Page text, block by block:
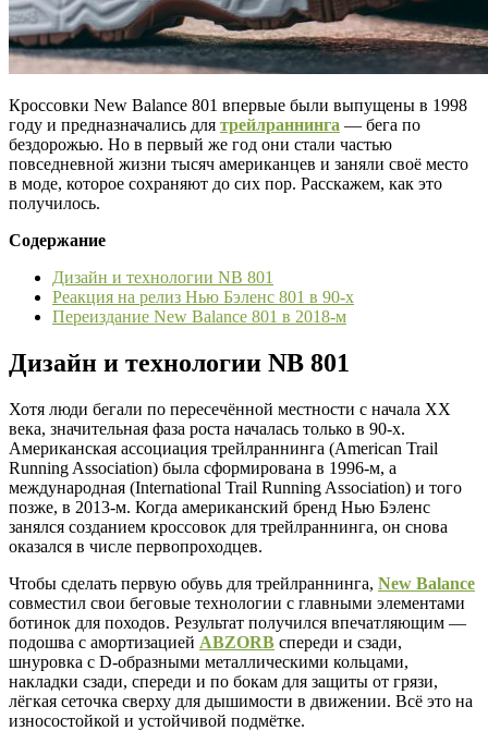
Кроссовки New Balance 801 впервые были выпущены в 1998
году и предназначались для трейлраннинга — бега по
бездорожью. Но в первый же год они стали частью
повседневной жизни тысяч американцев и заняли своё место
в моде, которое сохраняют до сих пор. Расскажем, как это
получилось.
Содержание
Дизайн и технологии NB 801
Реакция на релиз Нью Бэленс 801 в 90-х
Переиздание New Balance 801 в 2018-м
Дизайн и технологии NB 801
Хотя люди бегали по пересечённой местности с начала XX
века, значительная фаза роста началась только в 90-х.
Американская ассоциация трейлраннинга (American Trail
Running Association) была сформирована в 1996-м, а
международная (International Trail Running Association) и того
позже, в 2013-м. Когда американский бренд Нью Бэленс
занялся созданием кроссовок для трейлраннинга, он снова
оказался в числе первопроходцев.
Чтобы сделать первую обувь для трейлраннинга, New Balance
совместил свои беговые технологии с главными элементами
ботинок для походов. Результат получился впечатляющим —
подошва с амортизацией ABZORB спереди и сзади,
шнуровка с D-образными металлическими кольцами,
накладки сзади, спереди и по бокам для защиты от грязи,
лёгкая сеточка сверху для дышимости в движении. Всё это на
износостойкой и устойчивой подмётке.